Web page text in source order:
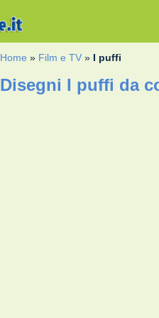
Home » Film e TV » I puffi
Disegni I puffi da